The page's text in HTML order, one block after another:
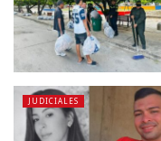
JUDICIALES